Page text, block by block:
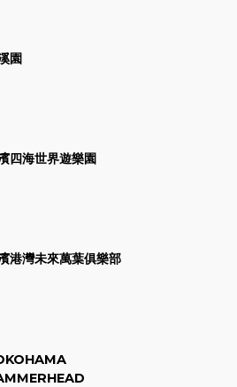
園
四海世界遊樂園
港灣未來萬葉俱樂部